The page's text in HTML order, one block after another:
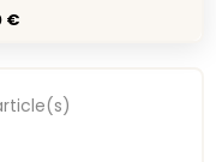
€